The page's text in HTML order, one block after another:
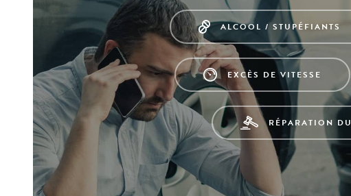
ALCOOL / STUPÉFIANTS
EXCÈS DE VITESSE
RÉPARATION